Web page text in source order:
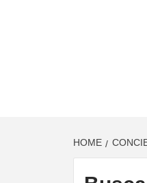
HOME